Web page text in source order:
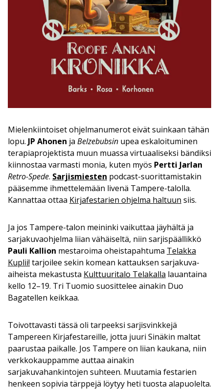
Mielenkiintoiset ohjelmanumerot eivät suinkaan tähän
lopu. JP Ahonen ja Belzebubsin upea eskaloituminen
terapiaprojektista muun muassa virtuaaliseksi bändiksi
kiinnostaa varmasti monia, kuten myös Pertti Jarlan
Retro-Spede. Sarjismiesten podcast-suorittamistakin
pääsemme ihmettelemään livenä Tampere-talolla.
Kannattaa ottaa Kirjafestarien ohjelma haltuun siis.
Ja jos Tampere-talon meininki vaikuttaa jäyhältä ja
sarjakuvaohjelma liian vähäiseltä, niin sarjispäällikkö
Pauli Kallion mestaroima oheistapahtuma Telakka
Kuplii! tarjoilee sekin komean kattauksen sarjakuva-
aiheista mekastusta Kulttuuritalo Telakalla lauantaina
kello 12–19. Tri Tuomio suosittelee ainakin Duo
Bagatellen keikkaa.
Toivottavasti tässä oli tarpeeksi sarjisvinkkejä
Tampereen Kirjafestareille, jotta juuri Sinäkin maltat
paarustaa paikalle. Jos Tampere on liian kaukana, niin
verkkokauppamme auttaa ainakin
sarjakuvahankintojen suhteen. Muutamia festarien
henkeen sopivia tärppejä löytyy heti tuosta alapuolelta.